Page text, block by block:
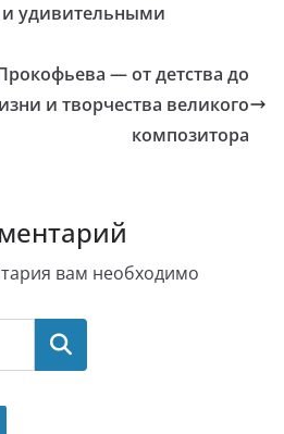
удивительными
— от детства до
и творчества великого
композитора
вам необходимо
Поиск